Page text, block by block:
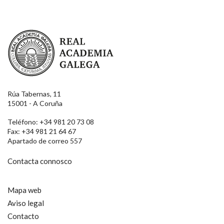
Real Academia Galega
Rúa Tabernas, 11
15001 - A Coruña
Teléfono: +34 981 20 73 08
Fax: +34 981 21 64 67
Apartado de correo 557
Contacta connosco
Mapa web
Aviso legal
Contacto